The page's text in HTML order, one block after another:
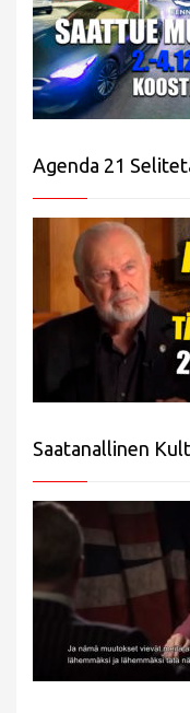
Agenda 21
Saatanallinen